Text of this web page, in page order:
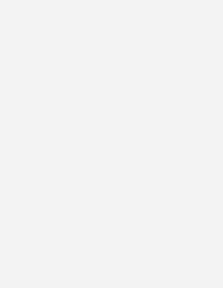
hat Prefa Deutschland über viele Jahre
und persönlichem Einsatz geprägt.
gemeinsame Zeit in der Geschäftsführung
und einem starken Miteinander
dankbar“, sagt Tobias Götz.
wünscht Karsten Köhler für den neuen
Gesundheit, persönliche Erfüllung und
Kreise seiner Familie und Freunde.
von Annette Haselbach und
Ende des Artikels: